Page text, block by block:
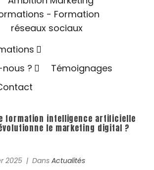
?
Témoignages
formation intelligence artificielle
le marketing digital ?
2025 Dans Actualités